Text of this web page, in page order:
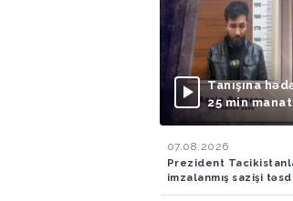
Tanışına
25 min
nəfər
07.08.2026
Prezident
imzalanmış sazişi